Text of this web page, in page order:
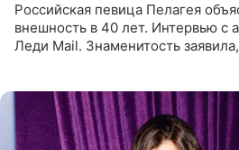
Российская певица Пелагея
внешность в 40 лет. Интервью с
Леди Mail. Знаменитость